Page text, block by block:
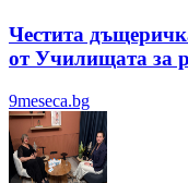
Честита
от Училищата за
9meseca.bg